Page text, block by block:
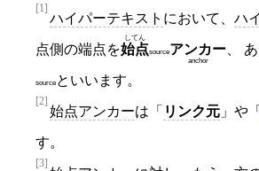
[1]
ハイパーテキスト において、 ハ
点側の端点を始点
してん
sourceアンカー
anchor
、
source といいます。
[2]
始点アンカーは「 リンク元 」や「
す。
[3]